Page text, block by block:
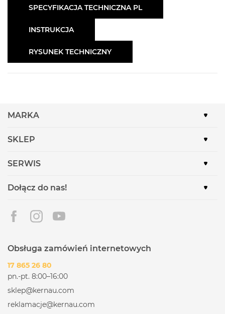
SPECYFIKACJA TECHNICZNA PL
INSTRUKCJA
RYSUNEK TECHNICZNY
MARKA
SKLEP
SERWIS
Dołącz do nas!
Obsługa zamówień internetowych
17 865 26 80
pn.-pt. 8:00–16:00
sklep@kernau.com
reklamacje@kernau.com